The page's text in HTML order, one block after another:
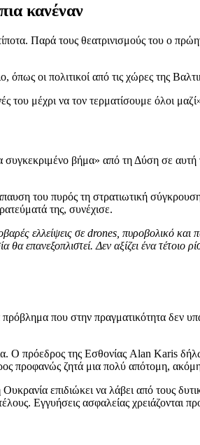
κανέναν
Παρά τους θεατρινισμούς του ο
όπως οι πολιτικοί από τις χώρες της
του μέχρι να τον τερματίσουμε όλοι
βήμα» από τη Δύση σε αυτή
του πυρός τη στρατιωτική
της, συνέχισε.
ελλείψεις σε drones, πυροβολικό
Δεν αξίζει ένα τέτοιο
που στην πραγματικότητα δεν
Ο πρόεδρος της Εσθονίας Alan Karis
προφανώς ζητά μια πολύ απότομη,
επιδιώκει να λάβει από τους
Εγγυήσεις ασφαλείας χρειάζονται